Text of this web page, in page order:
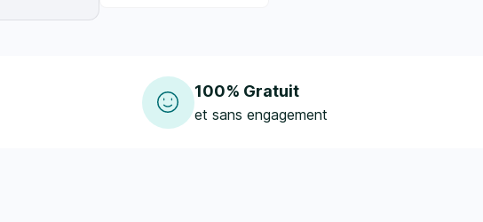
100% Gratuit
et sans engagement